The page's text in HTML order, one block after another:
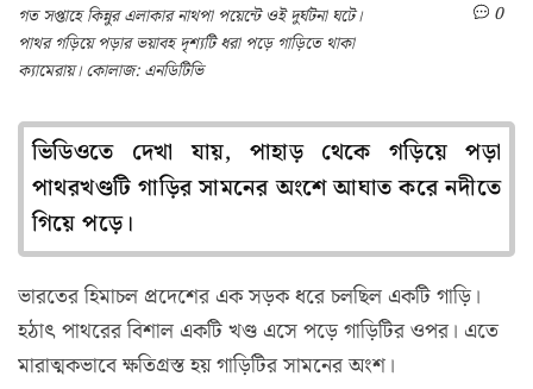
গত সপ্তাহে কিন্নুর এলাকার নাথপা পয়েন্টে ওই দুর্ঘটনা ঘটে।
পাথর গড়িয়ে পড়ার ভয়াবহ দৃশ্যটি ধরা পড়ে গাড়িতে থাকা
ক্যামেরায়। কোলাজ: এনডিটিভি
0
ভিডিওতে দেখা যায়, পাহাড় থেকে গড়িয়ে পড়া
পাথরখণ্ডটি গাড়ির সামনের অংশে আঘাত করে নদীতে
গিয়ে পড়ে।
ভারতের হিমাচল প্রদেশের এক সড়ক ধরে চলছিল একটি গাড়ি।
হঠাৎ পাথরের বিশাল একটি খণ্ড এসে পড়ে গাড়িটির ওপর। এতে
মারাত্মকভাবে ক্ষতিগ্রস্ত হয় গাড়িটির সামনের অংশ।